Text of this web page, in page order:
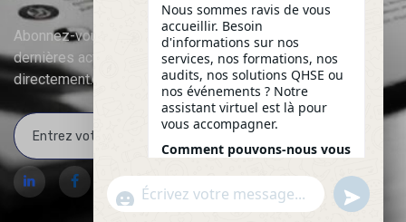
Abonnez-vous à notre newsletter pour recevoir nos
dernières actualités, mises à jour et contenus exclusifs
directement.
Nous sommes ravis de vous
accueillir. Besoin
d'informations sur nos
services, nos formations, nos
audits, nos solutions QHSE ou
nos événements ? Notre
assistant virtuel est là pour
vous accompagner.
Comment pouvons-nous vous
"+chaty_settings.lang.emoji_picker+"
WhatsApp Message